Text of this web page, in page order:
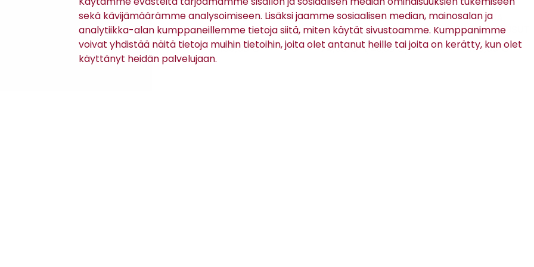
sekä kävijämäärämme analysoimiseen. Lisäksi jaamme sosiaalisen median, mainosalan ja
analytiikka-alan kumppaneillemme tietoja siitä, miten käytät sivustoamme. Kumppanimme
voivat yhdistää näitä tietoja muihin tietoihin, joita olet antanut heille tai joita on kerätty, kun olet
käyttänyt heidän palvelujaan.
Carhartt WIP
LANDON-HOUSUT
70,00 € (140,00 €)
Mac
DRIVER-
PUUVILLAHOUSUT
139,95 €
Meyer
AUGUSTA 8070 -
PUUVILLAHOUSUT
74,50 € (149,00 €)
Meyer
ROMA
PUUVILLAHOUSUT
139,00 €